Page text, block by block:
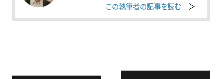
この執筆者の記事を読む